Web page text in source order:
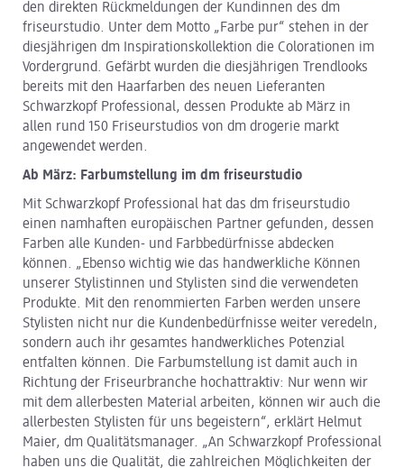
den direkten Rückmeldungen der Kundinnen des dm
friseurstudio. Unter dem Motto „Farbe pur“ stehen in der
diesjährigen dm Inspirationskollektion die Colorationen im
Vordergrund. Gefärbt wurden die diesjährigen Trendlooks
bereits mit den Haarfarben des neuen Lieferanten
Schwarzkopf Professional, dessen Produkte ab März in
allen rund 150 Friseurstudios von dm drogerie markt
angewendet werden.
Ab März: Farbumstellung im dm friseurstudio
Mit Schwarzkopf Professional hat das dm friseurstudio
einen namhaften europäischen Partner gefunden, dessen
Farben alle Kunden- und Farbbedürfnisse abdecken
können. „Ebenso wichtig wie das handwerkliche Können
unserer Stylistinnen und Stylisten sind die verwendeten
Produkte. Mit den renommierten Farben werden unsere
Stylisten nicht nur die Kundenbedürfnisse weiter veredeln,
sondern auch ihr gesamtes handwerkliches Potenzial
entfalten können. Die Farbumstellung ist damit auch in
Richtung der Friseurbranche hochattraktiv: Nur wenn wir
mit dem allerbesten Material arbeiten, können wir auch die
allerbesten Stylisten für uns begeistern“, erklärt Helmut
Maier, dm Qualitätsmanager. „An Schwarzkopf Professional
haben uns die Qualität, die zahlreichen Möglichkeiten der